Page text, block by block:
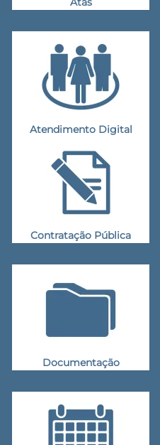
Atendimento Digital
Contratação Pública
Documentação